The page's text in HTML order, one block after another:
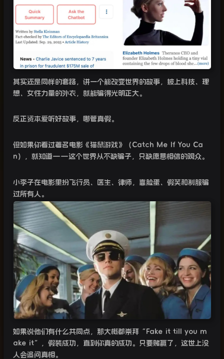
其实还是同样的套路，讲一个能改变世界的故事，披上科技、理
想、女性力量的外衣，就能骗得光明正大。
反正资本爱听好故事，哪管真假。
但如果你看过著名电影《猫鼠游戏》（ Catch Me If You Ca
n ），就知道——这个世界从不缺骗子，只缺愿意相信的观众。
小李子在电影里扮飞行员、医生、律师，靠脸蛋、假笑和制服骗
过所有人。
如果说他们有什么共同点，那大概都崇拜“ Fake it till you m
ake it”
，假装成功，直到你真的成功。只要赌赢了，这世上没
人会追问真相。